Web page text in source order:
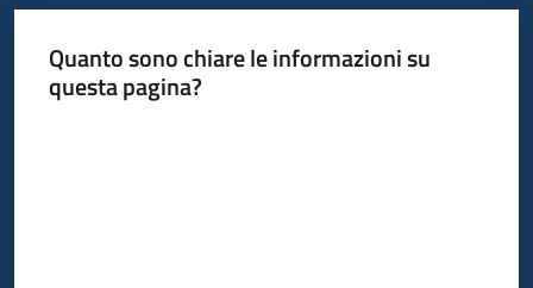
Quanto sono chiare le informazioni su
questa pagina?